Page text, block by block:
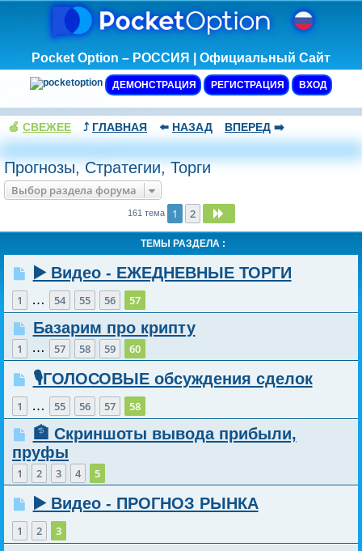
Pocket Option – РОССИЯ | Официальный Сайт
ДЕМОНСТРАЦИЯ РЕГИСТРАЦИЯ ВХОД
🍏 СВЕЖЕЕ ⤴️ ГЛАВНАЯ ⬅️ НАЗАД ВПЕРЕД ➡️
Прогнозы, Стратегии, Торги
Выбор раздела форума
161 тема 1 2
ТЕМЫ РАЗДЕЛА :
▶️ Видео - ЕЖЕДНЕВНЫЕ ТОРГИ
1 … 54 55 56 57
Базарим про крипту
1 … 57 58 59 60
🎙️ГОЛОСОВЫЕ обсуждения сделок
1 … 55 56 57 58
🏦 Скриншоты вывода прибыли,
пруфы
1 2 3 4 5
▶️ Видео - ПРОГНОЗ РЫНКА
1 2 3